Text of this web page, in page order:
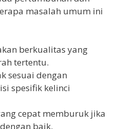
masalah umum ini
berkualitas yang
tertentu.
sesuai dengan
spesifik kelinci
cepat memburuk jika
baik.